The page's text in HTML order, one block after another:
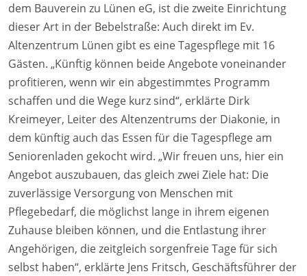
dem Bauverein zu Lünen eG, ist die zweite Einrichtung
dieser Art in der Bebelstraße: Auch direkt im Ev.
Altenzentrum Lünen gibt es eine Tagespflege mit 16
Gästen. „Künftig können beide Angebote voneinander
profitieren, wenn wir ein abgestimmtes Programm
schaffen und die Wege kurz sind“, erklärte Dirk
Kreimeyer, Leiter des Altenzentrums der Diakonie, in
dem künftig auch das Essen für die Tagespflege am
Seniorenladen gekocht wird. „Wir freuen uns, hier ein
Angebot auszubauen, das gleich zwei Ziele hat: Die
zuverlässige Versorgung von Menschen mit
Pflegebedarf, die möglichst lange in ihrem eigenen
Zuhause bleiben können, und die Entlastung ihrer
Angehörigen, die zeitgleich sorgenfreie Tage für sich
selbst haben“, erklärte Jens Fritsch, Geschäftsführer der